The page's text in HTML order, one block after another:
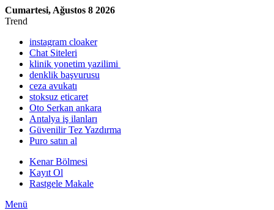
Cumartesi, Ağustos 8 2026
Trend
instagram cloaker
Chat Siteleri
klinik yonetim yazilimi
denklik başvurusu
ceza avukatı
stoksuz eticaret
Oto Serkan ankara
Antalya iş ilanları
Güvenilir Tez Yazdırma
Puro satın al
Kenar Bölmesi
Kayıt Ol
Rastgele Makale
Menü